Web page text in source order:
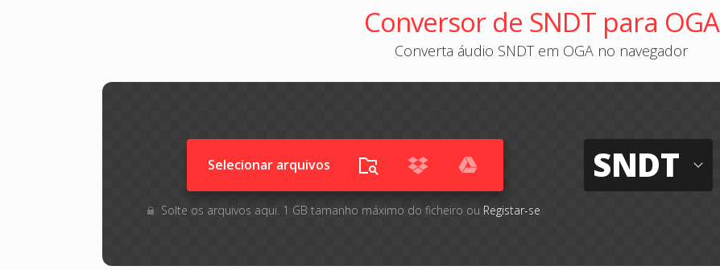
Conversor de SNDT para OGA
Converta áudio SNDT em OGA no navegador
Selecionar arquivos
Solte os arquivos aqui. 1 GB tamanho máximo do ficheiro ou Registar-se
SNDT